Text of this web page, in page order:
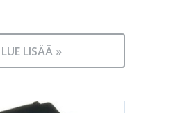
LUE LISÄÄ »